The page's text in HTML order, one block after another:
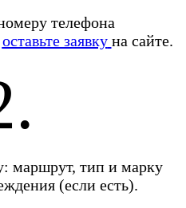
телефона
оставьте заявку на сайте.
маршрут, тип и марку
(если есть).